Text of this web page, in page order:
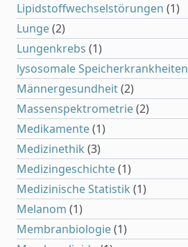
Lipidstoffwechselstörungen (1)
Lunge(2)
Lungenkrebs (1)
lysosomale Speicherkrankheiten
Männergesundheit(2)
Massenspektrometrie(2)
Medikamente(1)
Medizinethik (3)
Medizingeschichte(1)
Medizinische Statistik (1)
Melanom (1)
Membranbiologie(1)